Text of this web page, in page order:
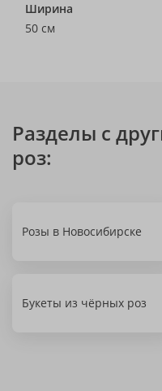
Ширина
50 см
Разделы с
роз:
Розы в Новосибирске
Букеты из чёрных роз